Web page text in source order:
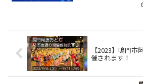
【2023】鳴門
催されます！